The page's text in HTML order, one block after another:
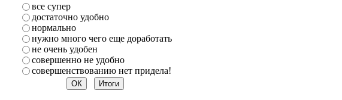
все супер
достаточно удобно
нормально
нужно много чего еще доработать
не очень удобен
совершенно не удобно
совершенствованию нет придела!